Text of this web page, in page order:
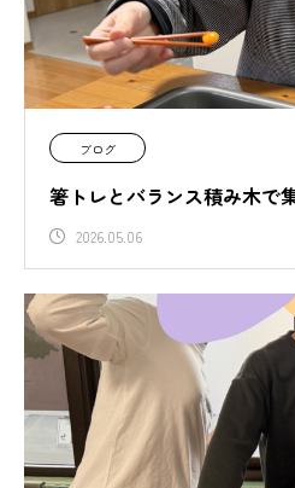
ブログ
箸トレとバランス積み木で
2026.05.06